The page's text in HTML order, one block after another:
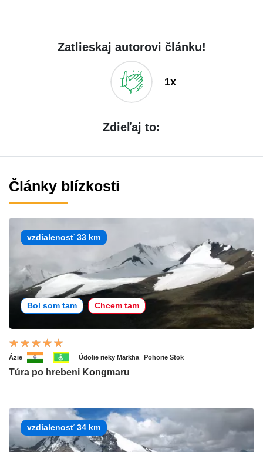
Zatlieskaj autorovi článku!
1x
Zdieľaj to:
Články blízkosti
vzdialenosť 33 km
Bol som tam Chcem tam
Ázie Údolie rieky Markha Pohorie Stok
Túra po hrebeni Kongmaru
vzdialenosť 34 km